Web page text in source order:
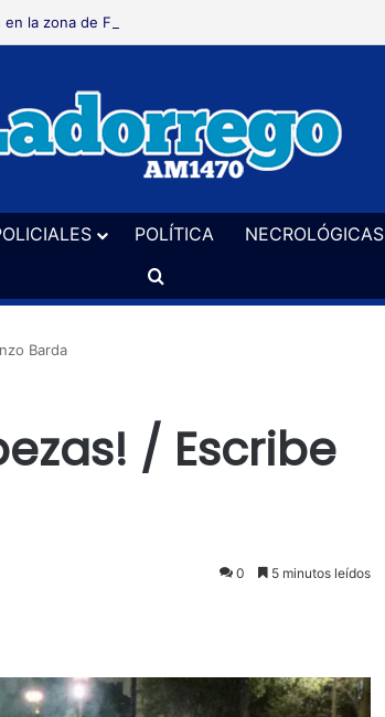
la zona de Frapal
POLÍTICA NECROLÓGICAS
Buscar
Barda
/ Escribe
0 5 minutos leídos